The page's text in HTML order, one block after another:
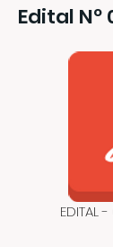
Edital Nº
EDITAL